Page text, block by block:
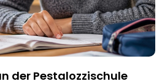
der Pestalozzischule